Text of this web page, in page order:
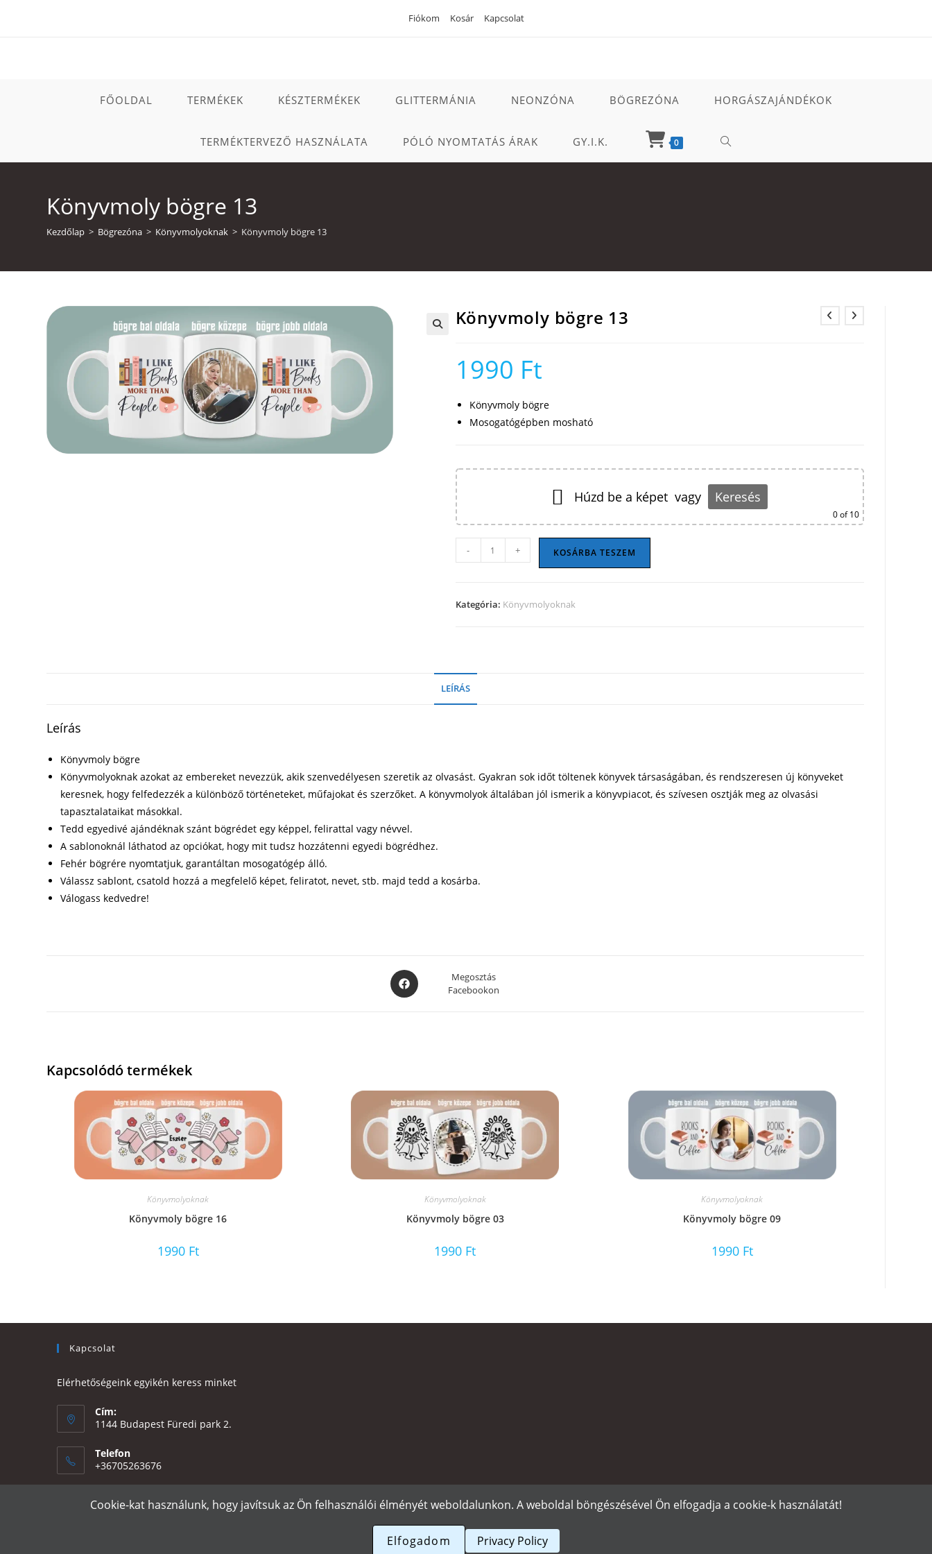
Fiókom Kosár Kapcsolat
FŐOLDAL TERMÉKEK KÉSZTERMÉKEK GLITTERMÁNIA NEONZÓNA BÖGREZÓNA HORGÁSZAJÁNDÉKOK
TERMÉKTERVEZŐ HASZNÁLATA PÓLÓ NYOMTATÁS ÁRAK GY.I.K. 0 TOGGLE
Könyvmoly bögre 13
Kezdőlap > Bögrezóna > Könyvmolyoknak > Könyvmoly bögre 13
Könyvmoly bögre 13
1990 Ft
Könyvmoly bögre
Mosogatógépben mosható
Húzd be a képet vagy Keresés
0of 10
Könyvmoly
bögre
mennyiség
- + KOSÁRBA TESZEM
Kategória: Könyvmolyoknak
LEÍRÁS
Leírás
Könyvmoly bögre
Könyvmolyoknak azokat az embereket nevezzük, akik szenvedélyesen szeretik az olvasást. Gyakran sok időt töltenek könyvek társaságában, és rendszeresen új könyveket
keresnek, hogy felfedezzék a különböző történeteket, műfajokat és szerzőket. A könyvmolyok általában jól ismerik a könyvpiacot, és szívesen osztják meg az olvasási
tapasztalataikat másokkal.
Tedd egyedivé ajándéknak szánt bögrédet egy képpel, felirattal vagy névvel.
A sablonoknál láthatod az opciókat, hogy mit tudsz hozzátenni egyedi bögrédhez.
Fehér bögrére nyomtatjuk, garantáltan mosogatógép álló.
Válassz sablont, csatold hozzá a megfelelő képet, feliratot, nevet, stb. majd tedd a kosárba.
Válogass kedvedre!
Opens
in
Megosztás
Facebookon
Kapcsolódó termékek
Könyvmolyoknak
Könyvmoly bögre 16
1990 Ft
Könyvmolyoknak
Könyvmoly bögre 03
1990 Ft
Könyvmolyoknak
Könyvmoly bögre 09
1990 Ft
Kapcsolat
Elérhetőségeink egyikén keress minket
Cím:
1144 Budapest Füredi park 2.
Telefon
+36705263676
eszter@e-design.huOpens
Rólunk
Cookie-kat használunk, hogy javítsuk az Ön felhasználói élményét weboldalunkon. A weboldal böngészésével Ön elfogadja a cookie-k használatát!
Elfogadom Privacy Policy